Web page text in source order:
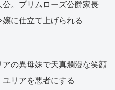
。プリムローズ公爵家長
に仕立て上げられる
の異母妹で天真爛漫な笑顔
リアを悪者にする